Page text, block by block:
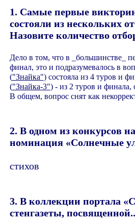
1. Самые первые
состояли из нескольких
Назовите количество
Дело в том, что в _большинстве_
финал, это и подразумевалось в
("Знайка") состояла из 4 туров и
("Знайка-3") - из 2 туров и финала,
В общем, вопрос снят как
2. В одном из конкурсов
номинация «Солнечные
стихов
3. В коллекции портала
стенгазеты,